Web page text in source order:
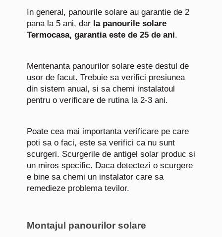
In general, panourile solare au garantie de 2
pana la 5 ani, dar la panourile solare
Termocasa, garantia este de 25 de ani.
Mentenanta panourilor solare este destul de
usor de facut. Trebuie sa verifici presiunea
din sistem anual, si sa chemi instalatoul
pentru o verificare de rutina la 2-3 ani.
Poate cea mai importanta verificare pe care
poti sa o faci, este sa verifici ca nu sunt
scurgeri. Scurgerile de antigel solar produc si
un miros specific. Daca detectezi o scurgere
e bine sa chemi un instalator care sa
remedieze problema tevilor.
Montajul panourilor solare